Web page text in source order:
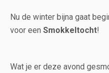
Nu de winter bijna gaat
voor een Smokkeltocht!
Wat je er deze avond